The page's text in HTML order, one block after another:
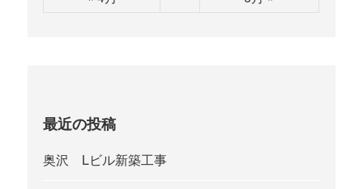
最近の投稿
奥沢 Lビル新築工事